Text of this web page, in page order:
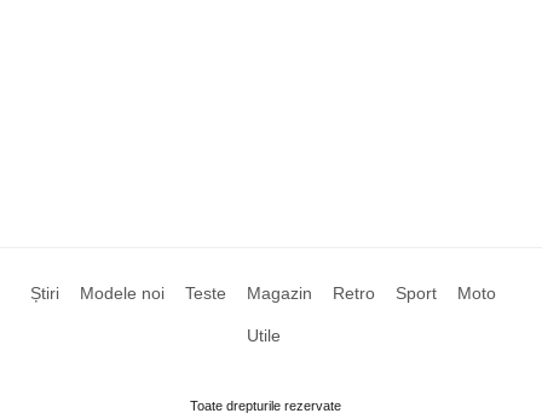
Știri Modele noi Teste Magazin Retro Sport Moto
Utile
Toate drepturile rezervate